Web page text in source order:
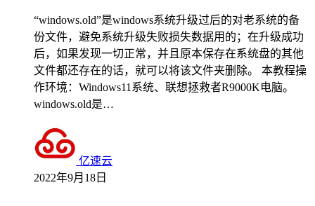
“windows.old”是windows系统升级过后的对老系统的备
份文件，避免系统升级失败损失数据用的；在升级成功
后，如果发现一切正常，并且原本保存在系统盘的其他
文件都还存在的话，就可以将该文件夹删除。 本教程操
作环境：Windows11系统、联想拯救者R9000K电脑。
windows.old是…
亿速云
2022年9月18日